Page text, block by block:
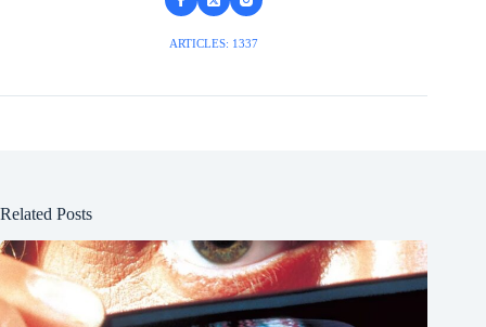
ARTICLES: 1337
Related Posts